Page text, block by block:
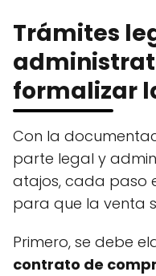
Trámites
formalizar
Con la
parte legal y
atajos, cada paso
para que la venta
Primero, se debe
contrato de